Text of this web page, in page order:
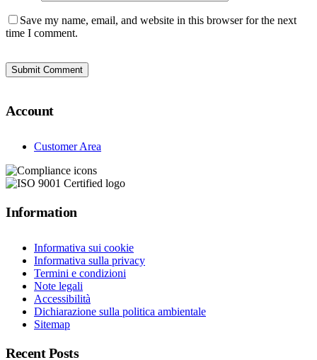
Save my name, email, and website in this browser for the next
time I comment.
Account
Customer Area
Information
Informativa sui cookie
Informativa sulla privacy
Termini e condizioni
Note legali
Accessibilità
Dichiarazione sulla politica ambientale
Sitemap
Recent Posts